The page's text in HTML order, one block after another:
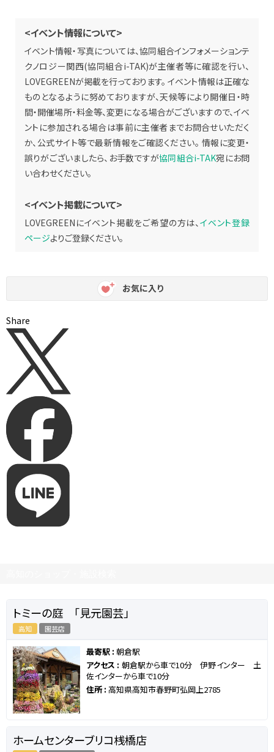
<イベント情報について>
イベント情報・写真については、協同組合インフォメーションテ
クノロジー関西(協同組合i-TAK)が主催者等に確認を行い、
LOVEGREENが掲載を行っております。 イベント情報は正確な
ものとなるように努めておりますが、天候等により開催日・時
間・開催場所・料金等、変更になる場合がございますので、イベ
ントに参加される場合は事前に主催者までお問合せいただく
か、公式サイト等で最新情報をご確認ください。 情報に変更・
誤りがございましたら、お手数ですが協同組合i-TAK宛にお問
い合わせください。
<イベント掲載について>
LOVEGREENにイベント掲載をご希望の方は、 イベント登録
ページよりご登録ください。
お気に入り
Share
トミーの庭 「見元園芸」
高知 園芸店
最寄駅 : 朝倉駅
アクセス : 朝倉駅から車で10分 伊野インター 土
佐インターから車で10分
住所 : 高知県高知市春野町弘岡上2785
ホームセンターブリコ桟橋店